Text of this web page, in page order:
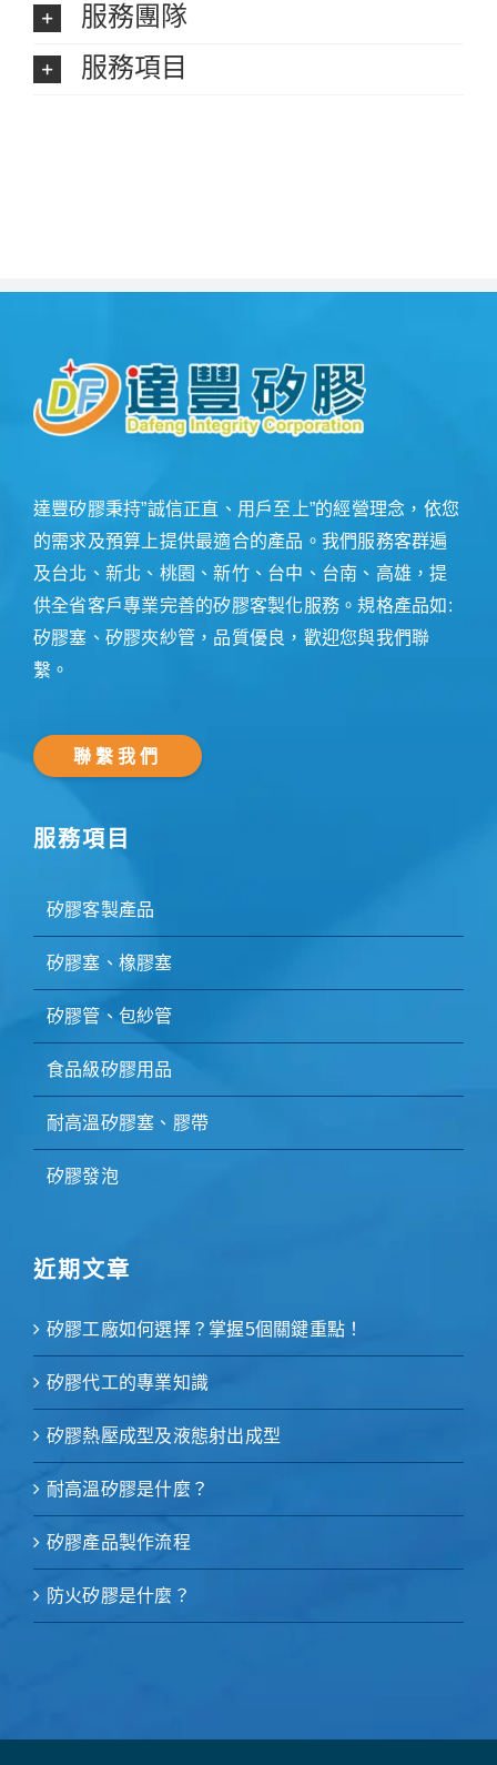
服務團隊
服務項目
達豐矽膠秉持”誠信正直、用戶至上”的經營理念，依您
的需求及預算上提供最適合的產品。我們服務客群遍
及台北、新北、桃園、新竹、台中、台南、高雄，提
供全省客戶專業完善的矽膠客製化服務。規格產品如:
矽膠塞、矽膠夾紗管，品質優良，歡迎您與我們聯
繫。
聯繫我們
服務項目
矽膠客製產品
矽膠塞、橡膠塞
矽膠管、包紗管
食品級矽膠用品
耐高溫矽膠塞、膠帶
矽膠發泡
近期文章
矽膠工廠如何選擇？掌握5個關鍵重點！
矽膠代工的專業知識
矽膠熱壓成型及液態射出成型
耐高溫矽膠是什麼？
矽膠產品製作流程
防火矽膠是什麼？